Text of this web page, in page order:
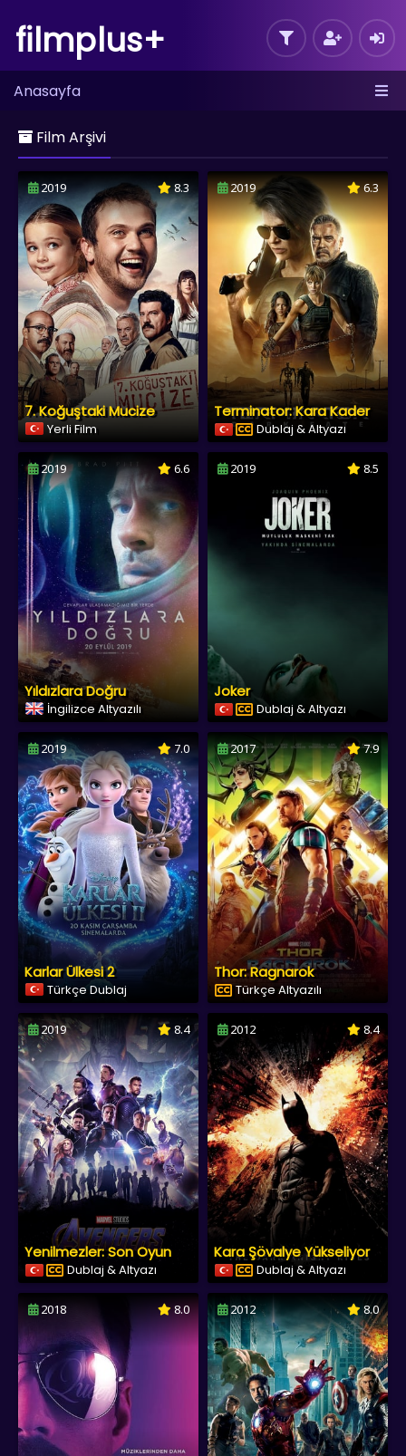
filmplus+
Anasayfa
Film Arşivi
2019 8.3
7. Koğuştaki Mucize
Yerli Film
2019 6.3
Terminator: Kara Kader
Dublaj & Altyazı
2019 6.6
Yıldızlara Doğru
İngilizce Altyazılı
2019 8.5
Joker
Dublaj & Altyazı
2019 7.0
Karlar Ülkesi 2
Türkçe Dublaj
2017 7.9
Thor: Ragnarok
Türkçe Altyazılı
2019 8.4
Yenilmezler: Son Oyun
Dublaj & Altyazı
2012 8.4
Kara Şövalye Yükseliyor
Dublaj & Altyazı
2018 8.0 2012 8.0